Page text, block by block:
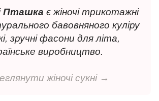
Пташка є жіночі трикотажні
бавовняного куліру
зручні фасони для літа,
виробництво.
жіночі сукні →